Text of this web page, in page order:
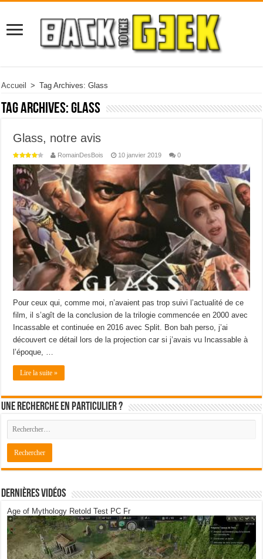
Accueil > Tag Archives: Glass
Tag Archives:Glass
Glass, notre avis
RomainDesBois 10 janvier 2019 0
Pour ceux qui, comme moi, n’avaient pas trop suivi l’actualité de ce
film, il s’agît de la conclusion de la trilogie commencée en 2000 avec
Incassable et continuée en 2016 avec Split. Bon bah perso, j’ai
découvert ce détail lors de la projection car si j’avais vu Incassable à
l’époque, …
Lire la suite »
Une recherche en particulier ?
Dernières Vidéos
Age of Mythology Retold Test PC Fr